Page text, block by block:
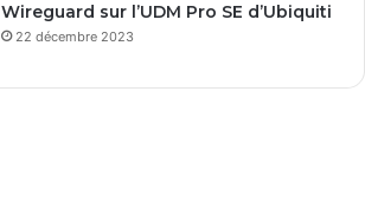
Wireguard sur l’UDM Pro SE d’Ubiquiti
22 décembre 2023